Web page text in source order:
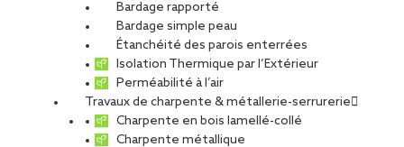
Bardage rapporté
Bardage simple peau
Étanchéité des parois enterrées
Isolation Thermique par l’Extérieur
Perméabilité à l’air
Travaux de charpente & métallerie-serrurerie
Charpente en bois lamellé-collé
Charpente métallique